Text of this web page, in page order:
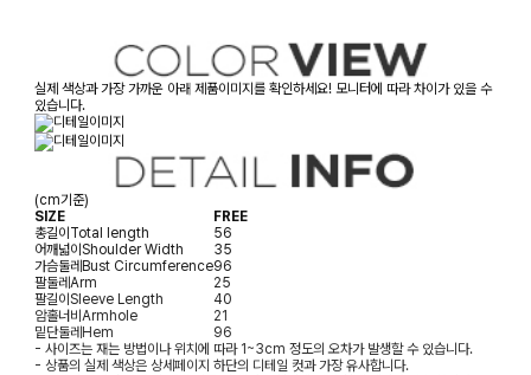
실제 색상과 가장 가까운 아래 제품이미지를 확인하세요! 모니터에 따라 차이가 있을 수
있습니다.
(cm기준)
SIZE
FREE
총길이Total length
56
어깨넓이Shoulder Width
35
가슴둘레Bust Circumference96
팔둘레Arm
25
팔길이Sleeve Length
40
암홀너비Armhole
21
밑단둘레Hem
96
- 사이즈는 재는 방법이나 위치에 따라 1~3cm 정도의 오차가 발생할 수 있습니다.
- 상품의 실제 색상은 상세페이지 하단의 디테일 컷과 가장 유사합니다.